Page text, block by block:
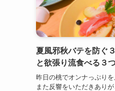
夏風邪秋バテを防ぐ
と欲張り流食べる３
昨日の桃でオンナっぷり
また反響をいただきあり